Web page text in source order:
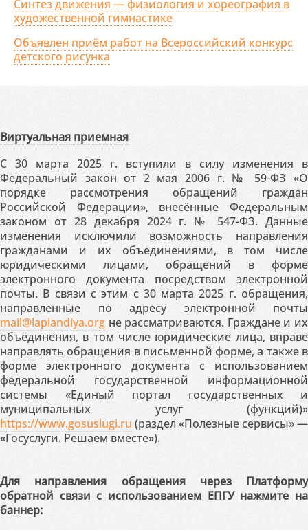
Синтез движения — физиология и хореография в
художественной гимнастике
Объявлен приём работ на Всероссийский конкурс
детского рисунка
Виртуальная приемная
С 30 марта 2025 г. вступили в силу изменения в
Федеральный закон от 2 мая 2006 г. № 59-ФЗ «О
порядке рассмотрения обращений граждан
Российской Федерации», внесённые Федеральным
законом от 28 декабря 2024 г. № 547-ФЗ. Данные
изменения исключили возможность направления
гражданами и их объединениями, в том числе
юридическими лицами, обращений в форме
электронного документа посредством электронной
почты. В связи с этим с 30 марта 2025 г. обращения,
направленные по адресу электронной почты
mail@laplandiya.org не рассматриваются. Граждане и их
объединения, в том числе юридические лица, вправе
направлять обращения в письменной форме, а также в
форме электронного документа с использованием
федеральной государственной информационной
системы «Единый портал государственных и
муниципальных услуг (функций)»
https://www.gosuslugi.ru (раздел «Полезные сервисы» —
«Госуслуги. Решаем вместе»).
Для направления обращения через Платформу
обратной связи с использованием ЕПГУ нажмите на
баннер: